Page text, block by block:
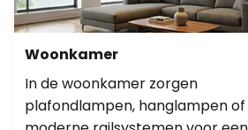
Woonkamer
In de woonkamer zorgen
plafondlampen, hanglampen of